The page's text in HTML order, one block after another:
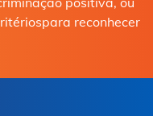
reconhecer